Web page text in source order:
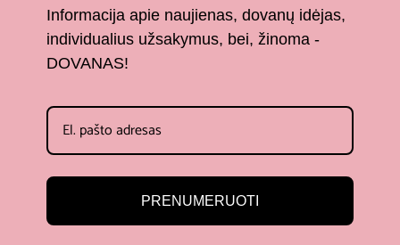
Informacija apie naujienas, dovanų idėjas,
individualius užsakymus, bei, žinoma -
DOVANAS!
PRENUMERUOTI